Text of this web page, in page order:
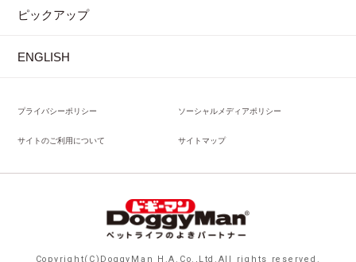
ピックアップ
ENGLISH
プライバシーポリシー ソーシャルメディアポリシー
サイトのご利用について サイトマップ
Copyright(C)DoggyMan H.A.Co.,Ltd.All rights reserved.